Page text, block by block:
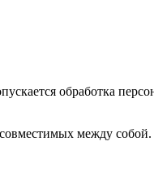
обработка
между собой.